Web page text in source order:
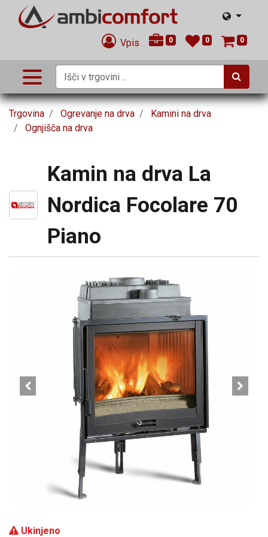
Vpis 0 0 0
Trgovina Ogrevanje na drva
Kamini na drva
Ognjišča na drva
Kamin na drva La
Nordica Focolare 70
Piano
Ukinjeno